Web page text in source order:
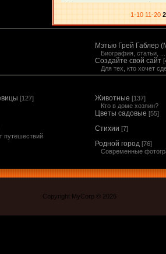
1-10 11-20
Мэтью Грей Габлер
Биография, статьи,
Создайте свой сайт
Для тех, кто хочет
[127] Животные [137]
Кто в доме хозяин?
Цветы садовые [55]
путешествий
Стихии [7]
Родной город [76]
Современные
Copyright MyCorp © 2026